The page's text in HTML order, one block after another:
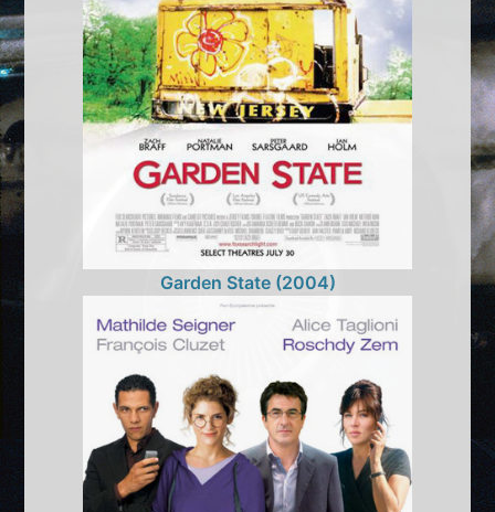
Garden State (2004)